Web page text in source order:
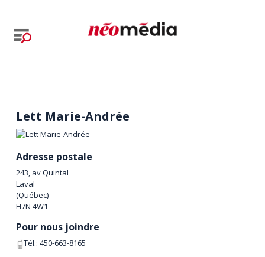
Lett Marie-Andrée
Adresse postale
243, av Quintal
Laval
(Québec)
H7N 4W1
Pour nous joindre
Tél.:450-663-8165